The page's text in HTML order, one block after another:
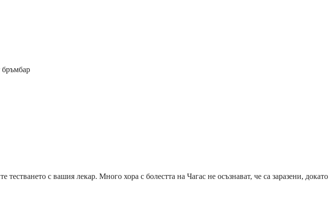
бръмбар
с вашия лекар. Много хора с болестта на Чагас не осъзнават, че са заразени, докато